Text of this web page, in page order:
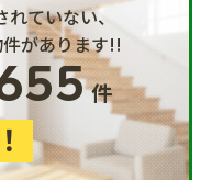
ていない、
があります!!
件